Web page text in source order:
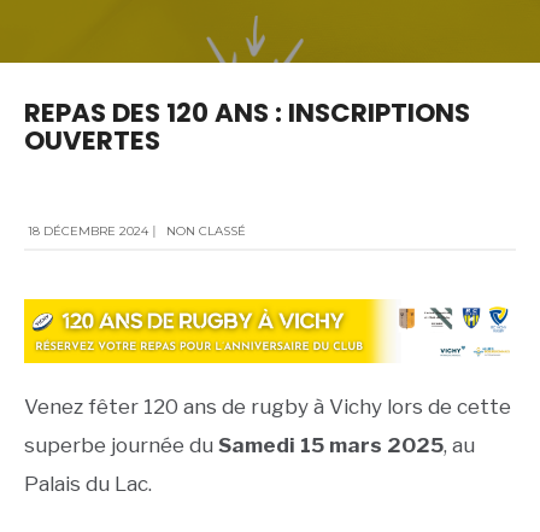
REPAS DES 120 ANS : INSCRIPTIONS
OUVERTES
18 DÉCEMBRE 2024 | NON CLASSÉ
Venez fêter 120 ans de rugby à Vichy lors de cette
superbe journée du Samedi 15 mars 2025, au
Palais du Lac.